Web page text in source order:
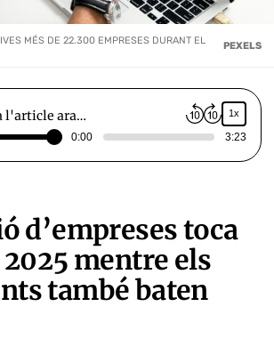
d’empreses toca
mentre els
també baten
MÉS DE 22.300 EMPRESES DURANT EL
PEXELS
l'article ara… 1x
0:00 3:23